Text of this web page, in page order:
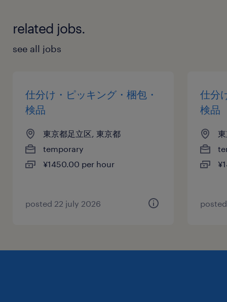
related jobs.
see all jobs
仕分け・ピッキング・梱包・
検品
東京都足立区, 東京都
temporary
¥1450.00 per hour
posted 22 july 2026
仕分
検品